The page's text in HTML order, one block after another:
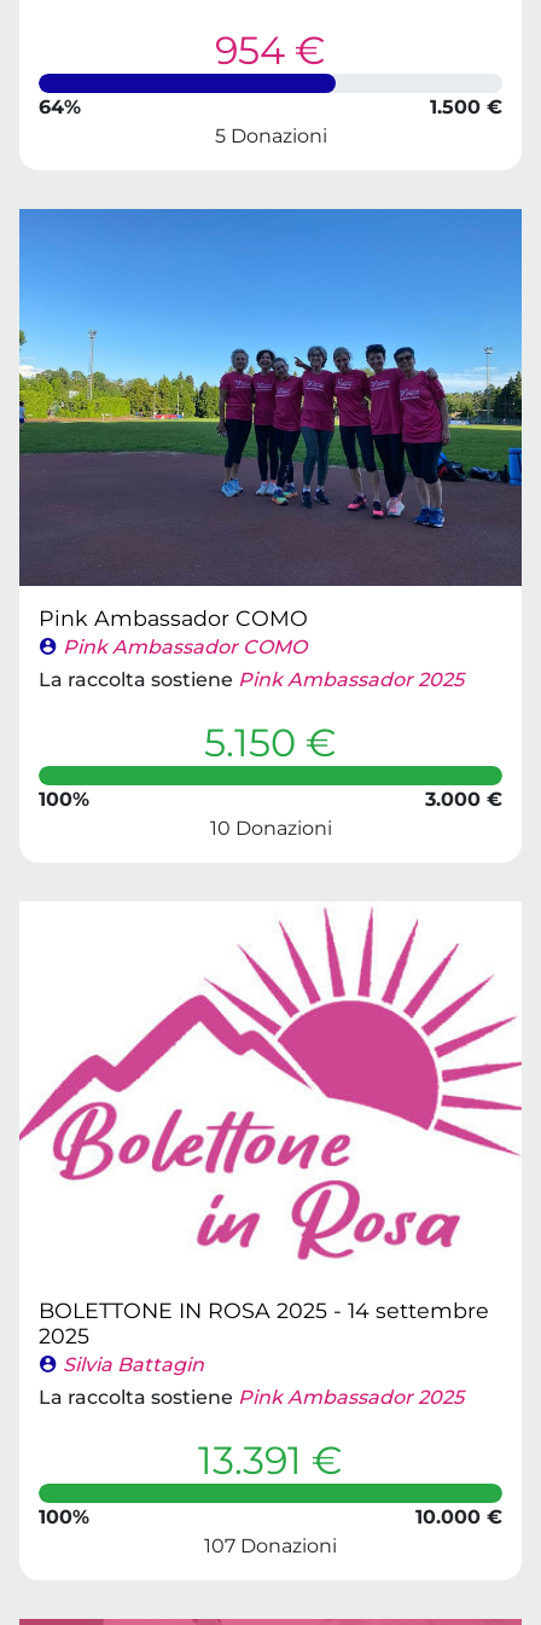
954 €
64%
1.500 €
5 Donazioni
Pink Ambassador COMO
Pink Ambassador COMO
La raccolta sostiene Pink Ambassador 2025
5.150 €
100%
3.000 €
10 Donazioni
BOLETTONE IN ROSA 2025 - 14 settembre
2025
Silvia Battagin
La raccolta sostiene Pink Ambassador 2025
13.391 €
100%
10.000 €
107 Donazioni